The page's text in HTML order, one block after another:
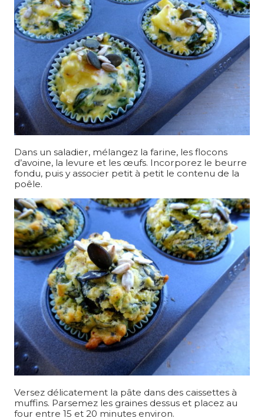
Dans un saladier, mélangez la farine, les flocons
d’avoine, la levure et les œufs. Incorporez le beurre
fondu, puis y associer petit à petit le contenu de la
poêle.
Versez délicatement la pâte dans des caissettes à
muffins. Parsemez les graines dessus et placez au
four entre 15 et 20 minutes environ.